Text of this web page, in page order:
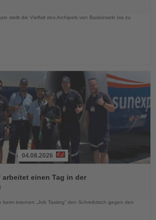
stellt die Vielfalt des Archipels von Badeinseln bis zu
04.08.2026
arbeitet einen Tag in der
beim internen „Job Tasting“ den Schreibtisch gegen den